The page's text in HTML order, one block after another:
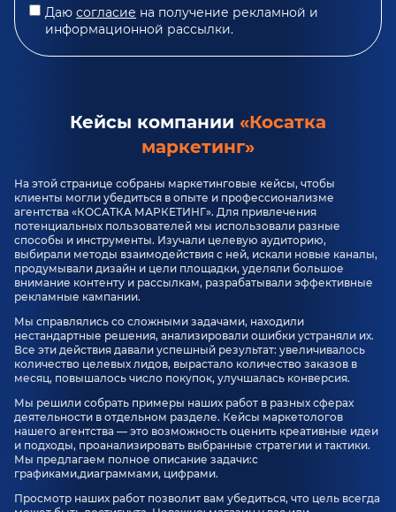
Даю согласие на получение рекламной и
информационной рассылки.
Кейсы компании «Косатка
маркетинг»
На этой странице собраны маркетинговые кейсы, чтобы
клиенты могли убедиться в опыте и профессионализме
агентства «КОСАТКА МАРКЕТИНГ». Для привлечения
потенциальных пользователей мы использовали разные
способы и инструменты. Изучали целевую аудиторию,
выбирали методы взаимодействия с ней, искали новые каналы,
продумывали дизайн и цели площадки, уделяли большое
внимание контенту и рассылкам, разрабатывали эффективные
рекламные кампании.
Мы справлялись со сложными задачами, находили
нестандартные решения, анализировали ошибки устраняли их.
Все эти действия давали успешный результат: увеличивалось
количество целевых лидов, вырастало количество заказов в
месяц, повышалось число покупок, улучшалась конверсия.
Мы решили собрать примеры наших работ в разных сферах
деятельности в отдельном разделе. Кейсы маркетологов
нашего агентства — это возможность оценить креативные идеи
и подходы, проанализировать выбранные стратегии и тактики.
Мы предлагаем полное описание задачи:с
графиками,диаграммами, цифрами.
Просмотр наших работ позволит вам убедиться, что цель всегда